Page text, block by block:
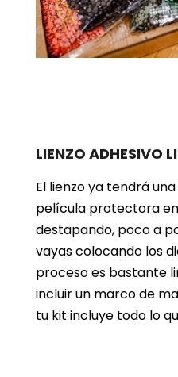
LIENZO ADHESIVO
El lienzo ya tendrá
película protectora
destapando, poco a
vayas colocando los
proceso es bastante
incluir un marco de
tu kit incluye todo lo